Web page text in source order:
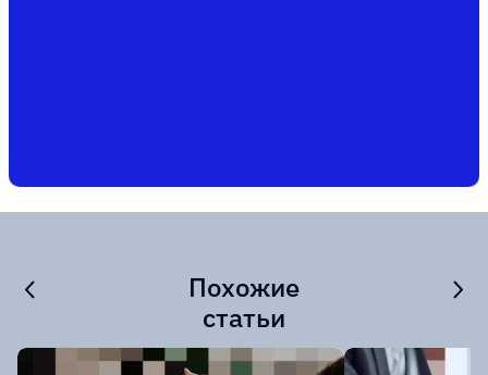
Похожие
статьи